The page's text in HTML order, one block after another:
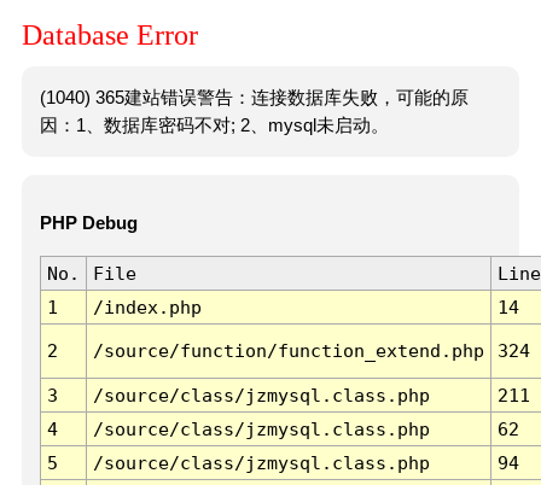
Database Error
(1040) 365建站错误警告：连接数据库失败，可能的原
因：1、数据库密码不对; 2、mysql未启动。
PHP Debug
No. File
Line
1
/index.php 14
2 /source/function/function_extend.php 324
3 /source/class/jzmysql.class.php
211
4
/source/class/jzmysql.class.php
62
5
/source/class/jzmysql.class.php
94